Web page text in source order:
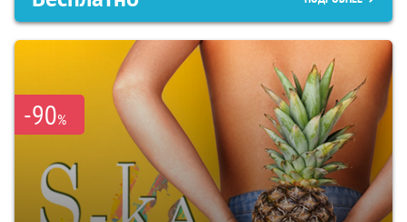
-90%